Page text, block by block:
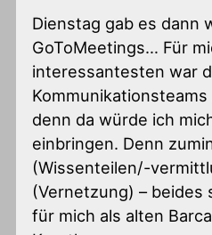
Dienstag gab es dann
GoToMeetings… Für
interessantesten war
denn da würde ich
einbringen. Denn
(Wissenteilen/-
(Vernetzung) –
für mich als alten